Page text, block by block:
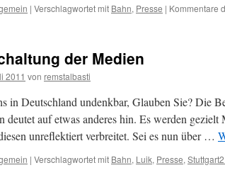
| Verschlagwortet mit Bahn, Presse | Kommentare
der Medien
2011 von remstalbasti
in Deutschland undenkbar, Glauben Sie? Die
deutet auf etwas anderes hin. Es werden
unreflektiert verbreitet. Sei es nun über …
| Verschlagwortet mit Bahn, Luik, Presse,